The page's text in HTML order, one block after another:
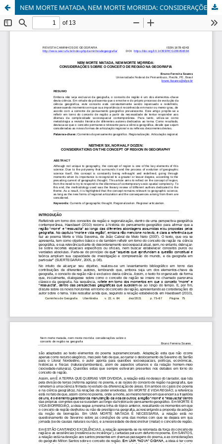
NEM MORTE MATADA, NEM MORTE MORRIDA: CONSIDERAÇÕES SOBRE O CONCEITO DE REGIÃO NA GEOGRAFIA